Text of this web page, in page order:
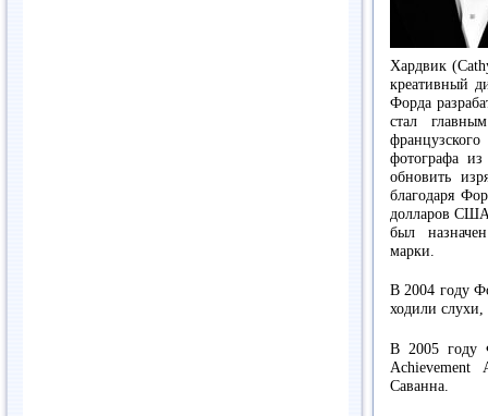
Хардвик
креативный
Форда
стал
фотографа
обновить
благодаря
долларов
был
марки.
В 2004 году
ходили слухи,
В 2005 году
Achievement
Саванна.